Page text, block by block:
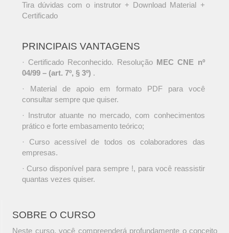
Tira dúvidas com o instrutor + Download Material +
Certificado
PRINCIPAIS VANTAGENS
· Certificado Reconhecido. Resolução MEC CNE nº
04/99 – (art. 7º, § 3º) .
· Material de apoio em formato PDF para você
consultar sempre que quiser.
· Instrutor atuante no mercado, com conhecimentos
prático e forte embasamento teórico;
· Curso acessível de todos os colaboradores das
empresas.
· Curso disponível para sempre !, para você reassistir
quantas vezes quiser.
SOBRE O CURSO
Neste curso, você compreenderá profundamente o conceito